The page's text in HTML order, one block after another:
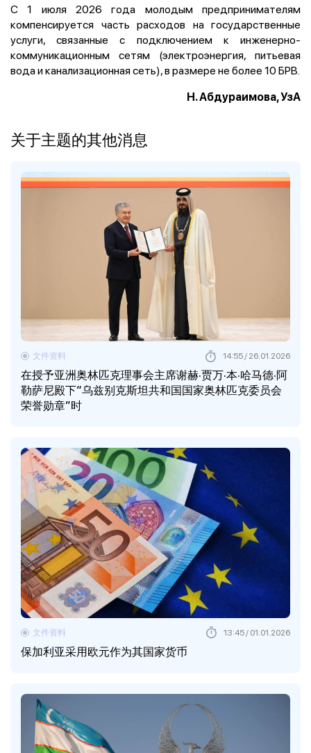
С 1 июля 2026 года молодым предпринимателям
компенсируется часть расходов на государственные
услуги, связанные с подключением к инженерно-
коммуникационным сетям (электроэнергия, питьевая
вода и канализационная сеть), в размере не более 10 БРВ.
Н. Абдураимова, УзА
关于主题的其他消息
在授予亚洲奥林匹克理事会主席谢赫·贾万·本·哈马德·阿
勒萨尼殿下“乌兹别克斯坦共和国国家奥林匹克委员会
荣誉勋章”时
文件资料 14:55 / 26.01.2026
保加利亚采用欧元作为其国家货币
文件资料 13:45 / 01.01.2026